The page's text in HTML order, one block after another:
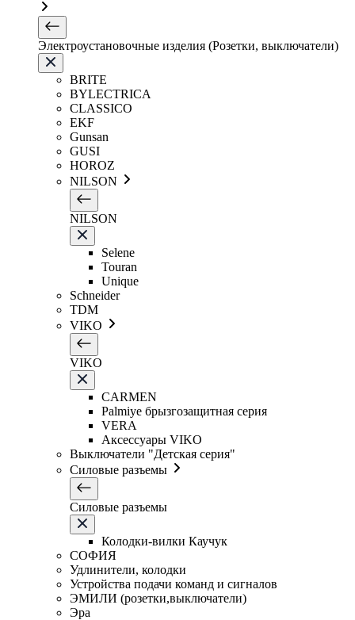
Электроустановочные изделия (Розетки, выключатели)
BRITE
BYLECTRICA
CLASSICO
EKF
Gunsan
GUSI
HOROZ
NILSON
NILSON
Selene
Touran
Unique
Schneider
TDM
VIKO
VIKO
CARMEN
Palmiye брызгозащитная серия
VERA
Аксессуары VIKO
Выключатели "Детская серия"
Силовые разъемы
Силовые разъемы
Колодки-вилки Каучук
СОФИЯ
Удлинители, колодки
Устройства подачи команд и сигналов
ЭМИЛИ (розетки,выключатели)
Эра